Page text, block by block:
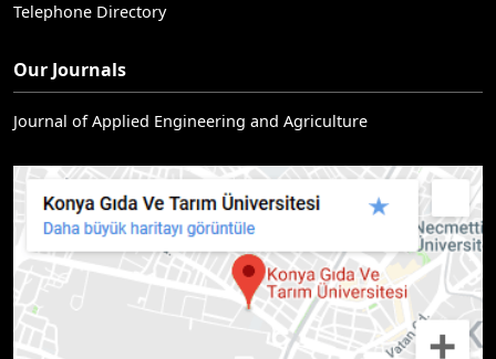
Telephone Directory
Our Journals
Journal of Applied Engineering and Agriculture